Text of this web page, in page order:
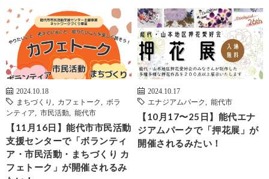
2024.10.18
まちづくり
カフェトーク
ボラ
ンティア
市民活動 能代市
【11月16日】能代市市民活動
支援センターで「ボランティ
ア・市民活動・まちづくり カ
フェトーク」が開催されるみ
2024.10.17
エナジアムパーク
能代市
【10月17〜25日】能代エナ
ジアムパークで「押花展」が
開催されるみたい！